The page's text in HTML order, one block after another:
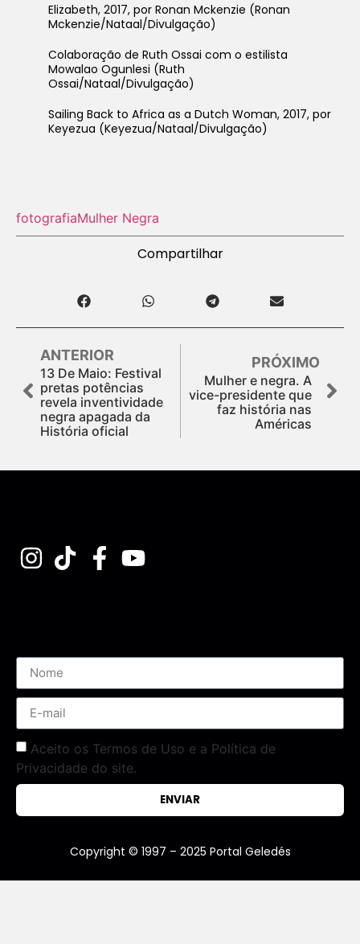
Elizabeth, 2017, por Ronan Mckenzie (Ronan
Mckenzie/Nataal/Divulgação)
Colaboração de Ruth Ossai com o estilista
Mowalao Ogunlesi (Ruth
Ossai/Nataal/Divulgação)
Sailing Back to Africa as a Dutch Woman, 2017, por
Keyezua (Keyezua/Nataal/Divulgação)
fotografiaMulher Negra
Compartilhar
ANTERIOR
13 De Maio: Festival
pretas potências
revela inventividade
negra apagada da
História oficial
PRÓXIMO
Mulher e negra. A
vice-presidente que
faz história nas
Américas
Aceito os Termos de Uso e a Política de
Privacidade do site.
ENVIAR
Copyright © 1997 – 2025 Portal Geledés